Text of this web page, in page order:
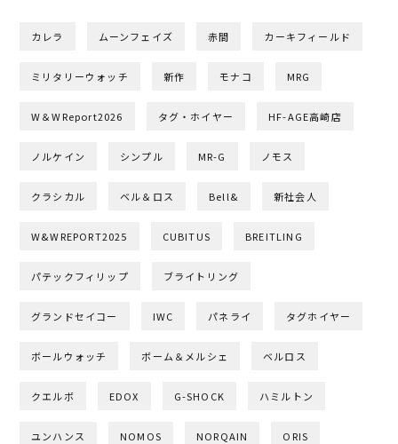
カレラ ムーンフェイズ 赤間 カーキフィールド
ミリタリーウォッチ 新作 モナコ MRG
W＆WReport2026 タグ・ホイヤー HF-AGE高崎店
ノルケイン シンプル MR-G ノモス
クラシカル ベル＆ロス Bell& 新社会人
W&WREPORT2025 CUBITUS BREITLING
パテックフィリップ ブライトリング
グランドセイコー IWC パネライ タグホイヤー
ボールウォッチ ボーム＆メルシェ ベルロス
クエルボ EDOX G-SHOCK ハミルトン
ユンハンス NOMOS NORQAIN ORIS